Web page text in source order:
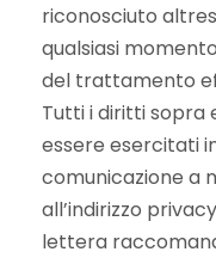
riconosciuto
qualsiasi
del trattamento
Tutti i diritti sopra
essere esercitati
comunicazione a
all’indirizzo
lettera